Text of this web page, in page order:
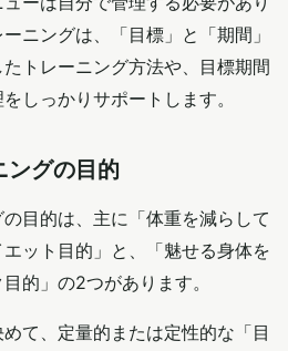
ニングは、「目標」と「期間」
トレーニング方法や、目標期間
しっかりサポートします。
ングの目的
目的は、主に「体重を減らして
ット目的」と、「魅せる身体を
的」の2つがあります。
て、定量的または定性的な「目